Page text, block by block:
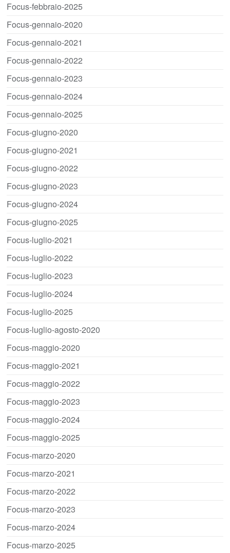
Focus-febbraio-2025
Focus-gennaio-2020
Focus-gennaio-2021
Focus-gennaio-2022
Focus-gennaio-2023
Focus-gennaio-2024
Focus-gennaio-2025
Focus-giugno-2020
Focus-giugno-2021
Focus-giugno-2022
Focus-giugno-2023
Focus-giugno-2024
Focus-giugno-2025
Focus-luglio-2021
Focus-luglio-2022
Focus-luglio-2023
Focus-luglio-2024
Focus-luglio-2025
Focus-luglio-agosto-2020
Focus-maggio-2020
Focus-maggio-2021
Focus-maggio-2022
Focus-maggio-2023
Focus-maggio-2024
Focus-maggio-2025
Focus-marzo-2020
Focus-marzo-2021
Focus-marzo-2022
Focus-marzo-2023
Focus-marzo-2024
Focus-marzo-2025